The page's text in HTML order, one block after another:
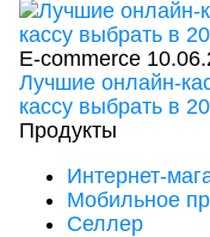
E-commerce
Лучшие онлайн-
кассу выбрать в
Продукты
Интернет-
Мобильное
Селлер